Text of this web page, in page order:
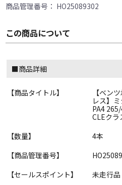
商品管理番号： HO25089302
この商品について
■商品詳細
【商品タイトル】
【ベン
レス】
PA4
CLEクラ
【数量】
4本
【商品管理番号】
【セールスポイント】
未走行品